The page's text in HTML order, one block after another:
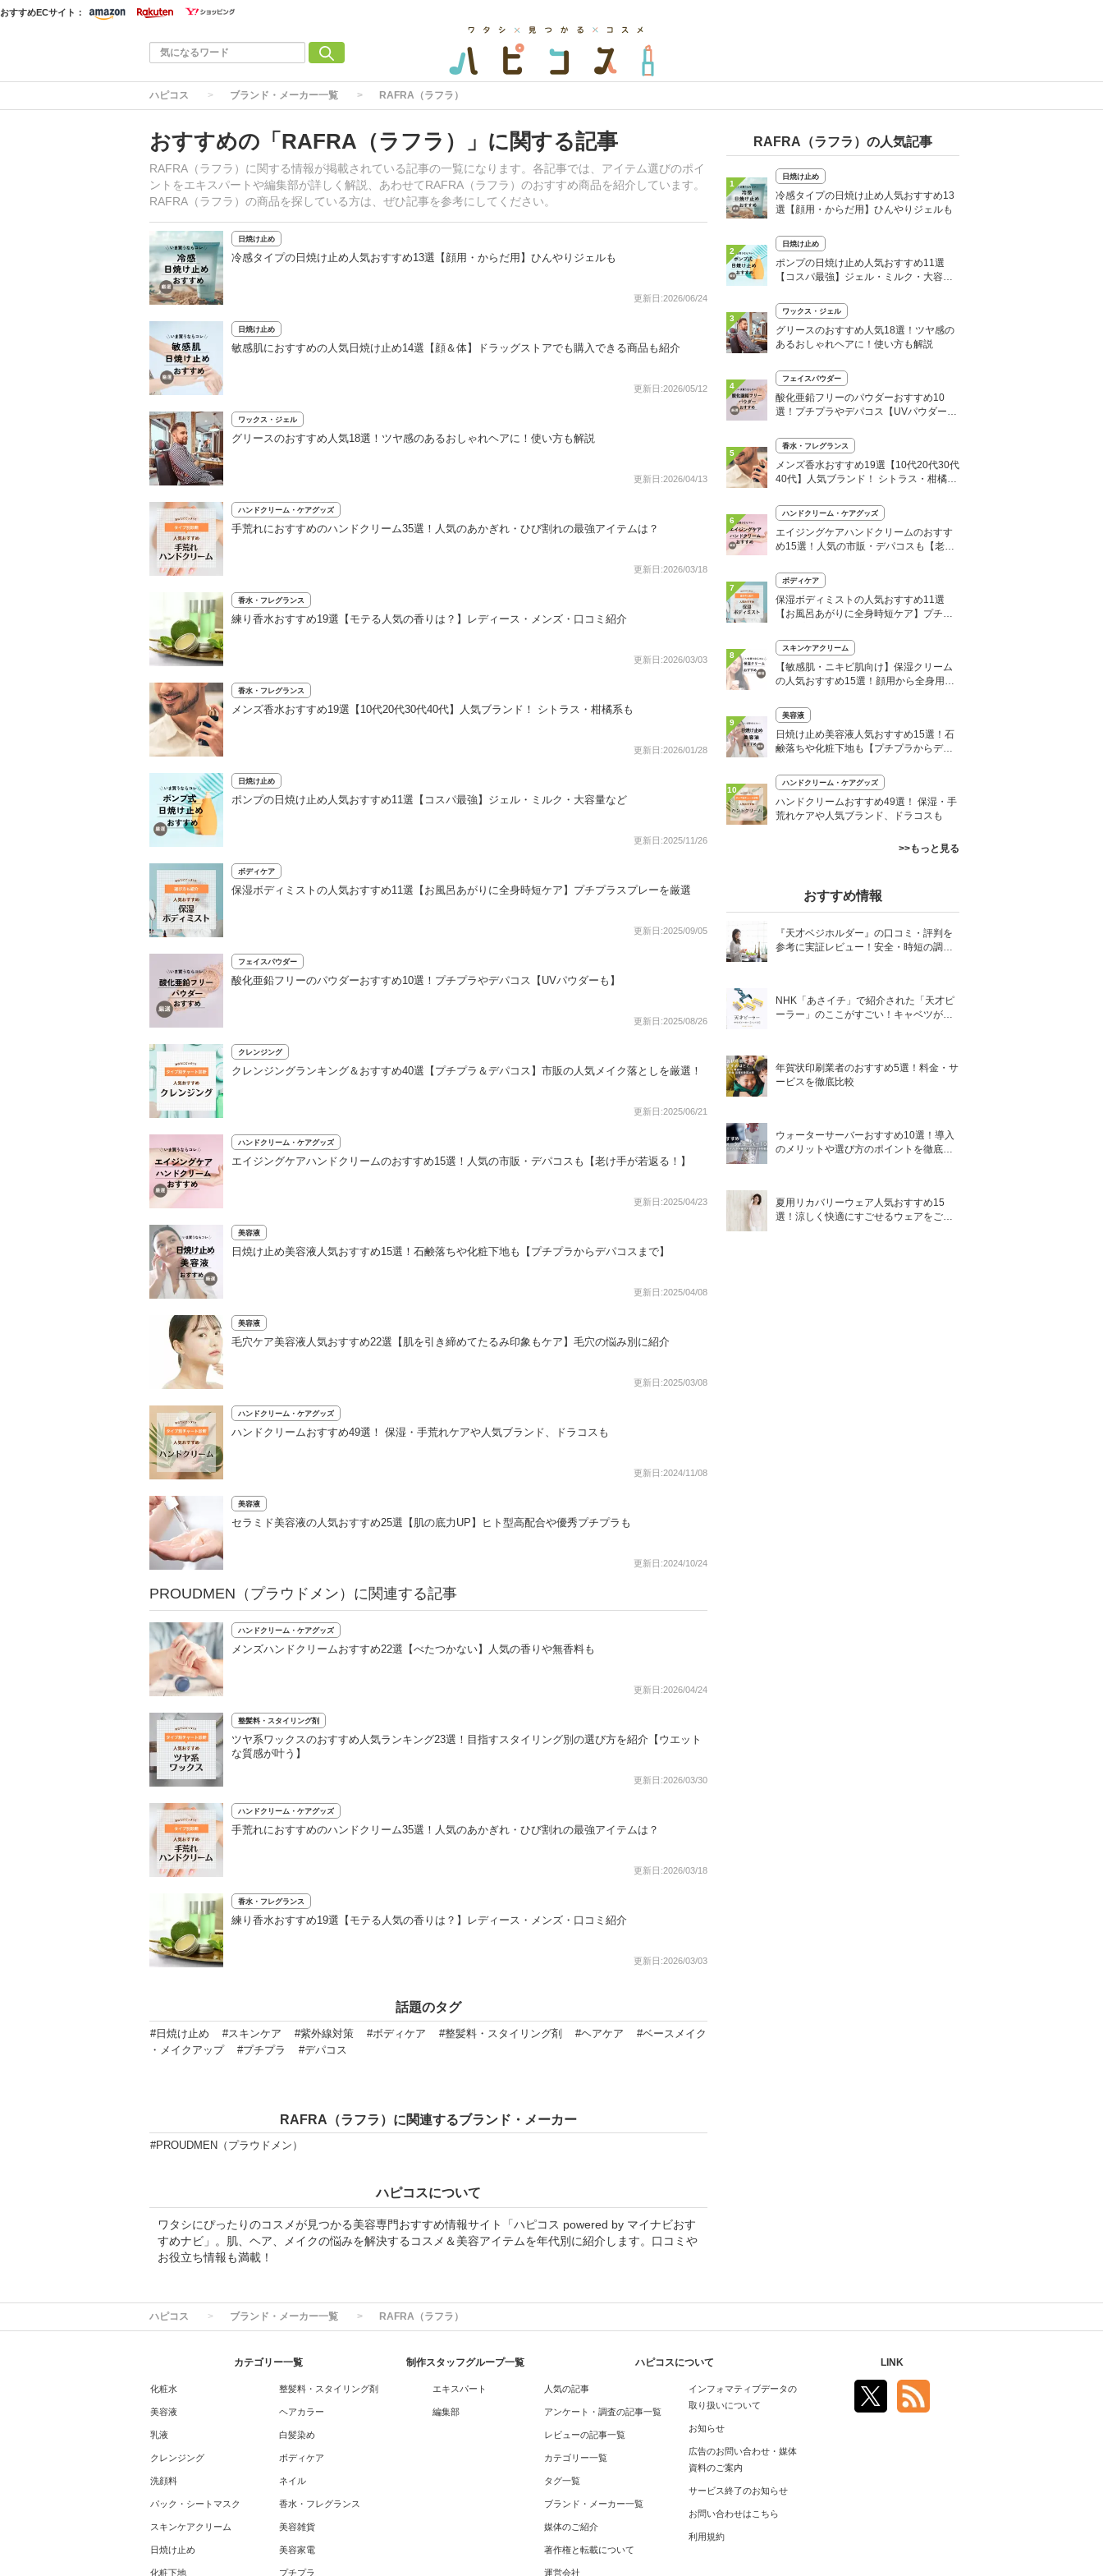
おすすめECサイト：
ハピコス ブランド・メーカー一覧 RAFRA（ラフラ）
おすすめの「RAFRA（ラフラ）」に関する記事
RAFRA（ラフラ）に関する情報が掲載されている記事の一覧になります。各記事では、アイテム選びのポイ
ントをエキスパートや編集部が詳しく解説、あわせてRAFRA（ラフラ）のおすすめ商品を紹介しています。
RAFRA（ラフラ）の商品を探している方は、ぜひ記事を参考にしてください。
日焼け止め
冷感タイプの日焼け止め人気おすすめ13選【顔用・からだ用】ひんやりジェルも
更新日:2026/06/24
日焼け止め
敏感肌におすすめの人気日焼け止め14選【顔＆体】ドラッグストアでも購入できる商品も紹介
更新日:2026/05/12
ワックス・ジェル
グリースのおすすめ人気18選！ツヤ感のあるおしゃれヘアに！使い方も解説
更新日:2026/04/13
ハンドクリーム・ケアグッズ
手荒れにおすすめのハンドクリーム35選！人気のあかぎれ・ひび割れの最強アイテムは？
更新日:2026/03/18
香水・フレグランス
練り香水おすすめ19選【モテる人気の香りは？】レディース・メンズ・口コミ紹介
更新日:2026/03/03
香水・フレグランス
メンズ香水おすすめ19選【10代20代30代40代】人気ブランド！ シトラス・柑橘系も
更新日:2026/01/28
日焼け止め
ポンプの日焼け止め人気おすすめ11選【コスパ最強】ジェル・ミルク・大容量など
更新日:2025/11/26
ボディケア
保湿ボディミストの人気おすすめ11選【お風呂あがりに全身時短ケア】プチプラスプレーを厳選
更新日:2025/09/05
フェイスパウダー
酸化亜鉛フリーのパウダーおすすめ10選！プチプラやデパコス【UVパウダーも】
更新日:2025/08/26
クレンジング
クレンジングランキング＆おすすめ40選【プチプラ＆デパコス】市販の人気メイク落としを厳選！
更新日:2025/06/21
ハンドクリーム・ケアグッズ
エイジングケアハンドクリームのおすすめ15選！人気の市販・デパコスも【老け手が若返る！】
更新日:2025/04/23
美容液
日焼け止め美容液人気おすすめ15選！石鹸落ちや化粧下地も【プチプラからデパコスまで】
更新日:2025/04/08
美容液
毛穴ケア美容液人気おすすめ22選【肌を引き締めてたるみ印象もケア】毛穴の悩み別に紹介
更新日:2025/03/08
ハンドクリーム・ケアグッズ
ハンドクリームおすすめ49選！ 保湿・手荒れケアや人気ブランド、ドラコスも
更新日:2024/11/08
美容液
セラミド美容液の人気おすすめ25選【肌の底力UP】ヒト型高配合や優秀プチプラも
更新日:2024/10/24
PROUDMEN（プラウドメン）に関連する記事
ハンドクリーム・ケアグッズ
メンズハンドクリームおすすめ22選【べたつかない】人気の香りや無香料も
更新日:2026/04/24
整髪料・スタイリング剤
ツヤ系ワックスのおすすめ人気ランキング23選！目指すスタイリング別の選び方を紹介【ウエット
な質感が叶う】
更新日:2026/03/30
ハンドクリーム・ケアグッズ
手荒れにおすすめのハンドクリーム35選！人気のあかぎれ・ひび割れの最強アイテムは？
更新日:2026/03/18
香水・フレグランス
練り香水おすすめ19選【モテる人気の香りは？】レディース・メンズ・口コミ紹介
更新日:2026/03/03
話題のタグ
#日焼け止め #スキンケア #紫外線対策 #ボディケア #整髪料・スタイリング剤 #ヘアケア
#ベースメイク
・メイクアップ
#プチプラ #デパコス
RAFRA（ラフラ）に関連するブランド・メーカー
#PROUDMEN（プラウドメン）
ハピコスについて
ワタシにぴったりのコスメが見つかる美容専門おすすめ情報サイト「ハピコス powered by マイナビおす
すめナビ」。肌、ヘア、メイクの悩みを解決するコスメ＆美容アイテムを年代別に紹介します。口コミや
お役立ち情報も満載！
RAFRA（ラフラ）の人気記事
1
日焼け止め
冷感タイプの日焼け止め人気おすすめ13
選【顔用・からだ用】ひんやりジェルも
2
日焼け止め
ポンプの日焼け止め人気おすすめ11選
【コスパ最強】ジェル・ミルク・大容量
3
ワックス・ジェル
グリースのおすすめ人気18選！ツヤ感の
あるおしゃれヘアに！使い方も解説
4
フェイスパウダー
酸化亜鉛フリーのパウダーおすすめ10
選！プチプラやデパコス【UVパウダー
5
香水・フレグランス
メンズ香水おすすめ19選【10代20代30代
40代】人気ブランド！ シトラス・柑橘系
6
ハンドクリーム・ケアグッズ
エイジングケアハンドクリームのおすす
め15選！人気の市販・デパコスも【老け
7
ボディケア
保湿ボディミストの人気おすすめ11選
【お風呂あがりに全身時短ケア】プチプ
8
スキンケアクリーム
【敏感肌・ニキビ肌向け】保湿クリーム
の人気おすすめ15選！顔用から全身用ま
9
美容液
日焼け止め美容液人気おすすめ15選！石
鹸落ちや化粧下地も【プチプラからデパ
10
ハンドクリーム・ケアグッズ
ハンドクリームおすすめ49選！ 保湿・手
荒れケアや人気ブランド、ドラコスも
>>もっと見る
おすすめ情報
『天才ベジホルダー』の口コミ・評判を
参考に実証レビュー！安全・時短の調理
NHK「あさイチ」で紹介された「天才ピ
ーラー」のここがすごい！キャベツがほ
年賀状印刷業者のおすすめ5選！料金・サ
ービスを徹底比較
ウォーターサーバーおすすめ10選！導入
のメリットや選び方のポイントを徹底解
夏用リカバリーウェア人気おすすめ15
選！涼しく快適にすごせるウェアをご紹
ハピコス ブランド・メーカー一覧 RAFRA（ラフラ）
カテゴリー一覧
化粧水
美容液
乳液
クレンジング
洗顔料
パック・シートマスク
スキンケアクリーム
日焼け止め
化粧下地
整髪料・スタイリング剤
ヘアカラー
白髪染め
ボディケア
ネイル
香水・フレグランス
美容雑貨
美容家電
プチプラ
制作スタッフグループ一覧
エキスパート
編集部
ハピコスについて
人気の記事
アンケート・調査の記事一覧
レビューの記事一覧
カテゴリー一覧
タグ一覧
ブランド・メーカー一覧
媒体のご紹介
著作権と転載について
運営会社
インフォマティブデータの
取り扱いについて
お知らせ
広告のお問い合わせ・媒体
資料のご案内
サービス終了のお知らせ
お問い合わせはこちら
利用規約
LINK